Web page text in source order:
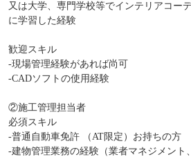
又は大学、専門学校等でインテリアコー
に学習した経験
歓迎スキル
-現場管理経験があれば尚可
-CADソフトの使用経験
②施工管理担当者
必須スキル
-普通自動車免許 （AT限定）お持ちの方
-建物管理業務の経験（業者マネジメント